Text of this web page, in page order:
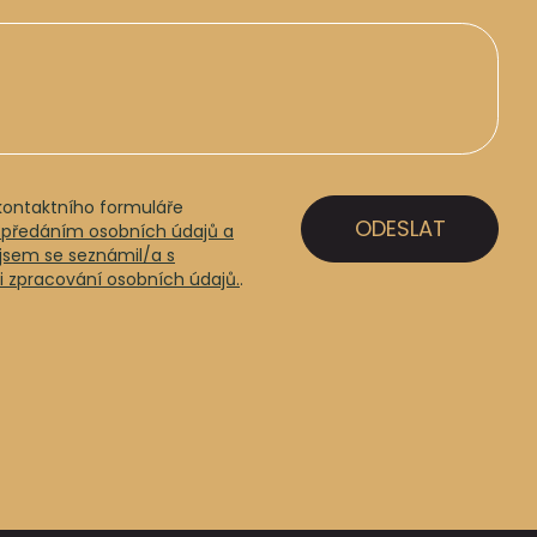
formuláře
osobních údajů a
se seznámil/a s
osobních údajů..